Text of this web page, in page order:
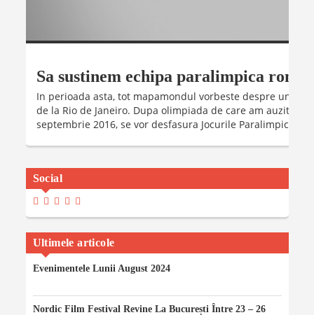
Sa sustinem echipa paralimpica
In perioada asta, tot mapamondul vorbeste despre un
de la Rio de Janeiro. Dupa olimpiada de care am auzit cu
septembrie 2016, se vor desfasura Jocurile Paralimpice de
Social
View
Profile
Facebook
View
Profile
Twitter
View
Profile
Instagram
View
Maria-
Profile
On
View
Profile
YouTube
Ultimele articole
Evenimentele Lunii August 2024
Nordic Film Festival Revine La București Între 23 – 26